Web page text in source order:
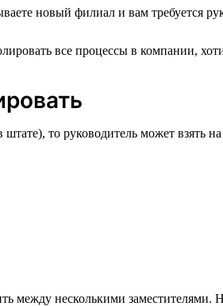
новый филиал и вам требуется
все процессы в компании,
то руководитель может взять на
между несколькими